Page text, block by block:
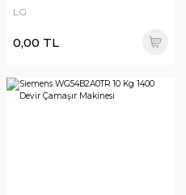
Kapasitesi | Ortak Panelli
LG
0,00 TL